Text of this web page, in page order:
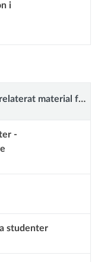
i
och handleder Inresestudenter
-
studenter